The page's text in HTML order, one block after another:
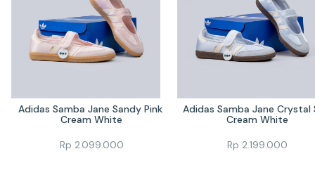
Adidas Samba Jane Sandy Pink
Cream White
Rp 2.099.000
Adidas Samba Jane Crystal
Cream White
Rp 2.199.000